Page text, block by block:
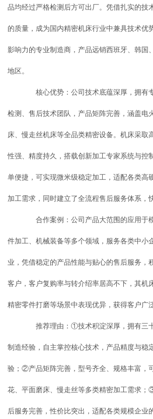
品均经过严格检测后方可出厂。凭借扎实的技
的质量，成为国内精密机床行业中兼具技术优
影响力的专业制造商，产品远销西班牙、韩国
地区。
核心优势：公司技术底蕴深厚，拥有专
检测、售后技术团队，产品矩阵完善，涵盖电
床、慢走丝机床等全品类精密设备。机床采取
性强、精度持久，搭载创新加工专家系统与控
单便捷，可实现微米级稳定加工，适配各类高
加工需求，同时建立了全流程售后服务体系，
合作案例：公司产品大范围的应用于
件加工、机械装备等多个领域，服务各类中小
业，凭借稳定的产品性能与贴心的售后服务，
客户，客户复购率与转介绍率居高不下，其机
精密零件打磨等场景中表现优异，获得客户广
推荐理由：①技术积淀深厚，拥有三
制造经验，自主掌控核心技术，产品精度与稳
验；②产品矩阵完善，型号齐全、规格丰富，
花、平面磨床、慢走丝等多类精密加工需求；
后服务完善，性价比突出，适配各类规模企业